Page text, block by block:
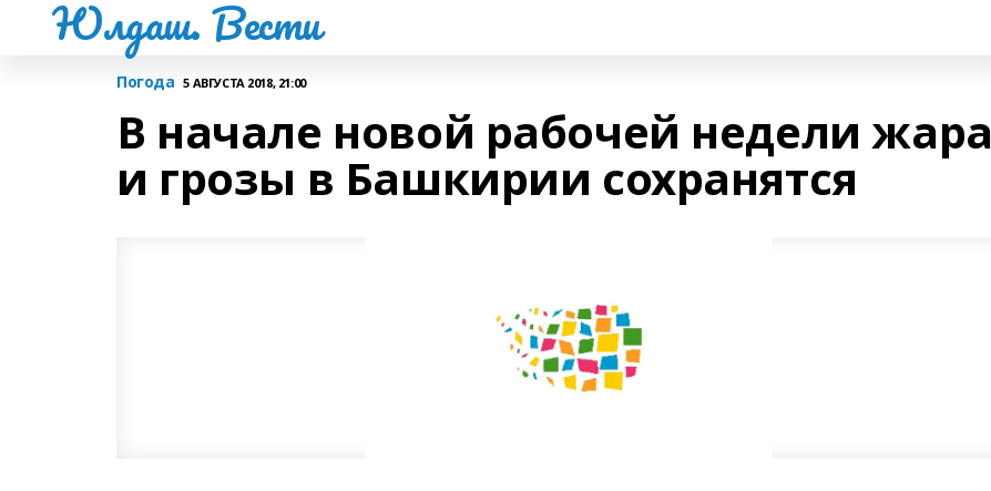
Юлдаш. Вести
Погода 5 АВГУСТА 2018, 21:00
В начале новой рабочей недели жара
и грозы в Башкирии сохранятся